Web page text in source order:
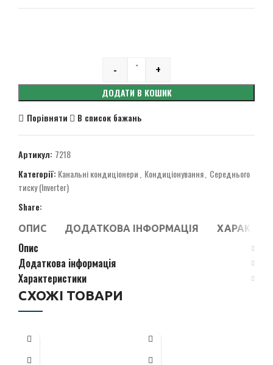
Quantity
- +
ДОДАТИ В КОШИК
Порівняти
В список бажань
Артикул: 7218
Категорії: Канальні кондиціонери Кондиціонування Середнього
тиску (Inverter)
Share:
ОПИС ДОДАТКОВА ІНФОРМАЦІЯ
Опис
Додаткова інформація
Характеристики
СХОЖІ ТОВАРИ